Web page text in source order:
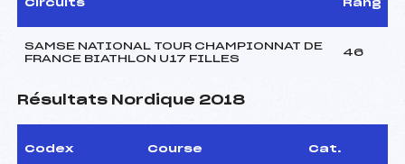
Circuits Rang
SAMSE NATIONAL TOUR CHAMPIONNAT DE
FRANCE BIATHLON U17 FILLES
46
Résultats Nordique 2018
Codex Course Cat.